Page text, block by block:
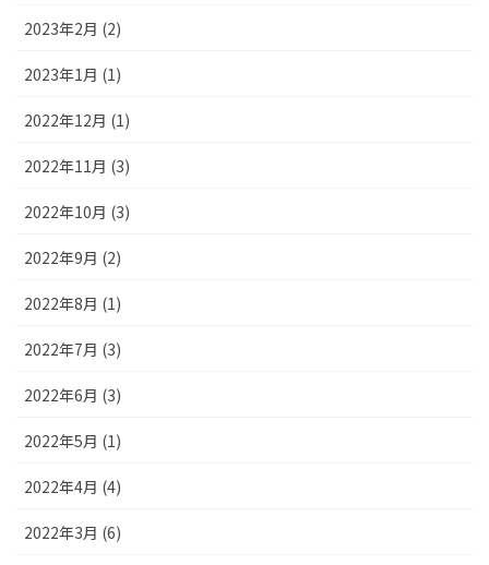
2023年2月 (2)
2023年1月 (1)
2022年12月 (1)
2022年11月 (3)
2022年10月 (3)
2022年9月 (2)
2022年8月 (1)
2022年7月 (3)
2022年6月 (3)
2022年5月 (1)
2022年4月 (4)
2022年3月 (6)